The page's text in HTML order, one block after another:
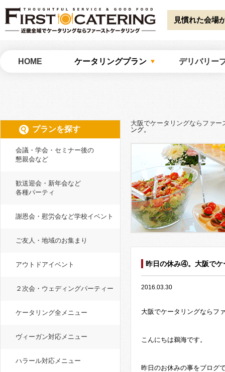
Warning : Undefined array key "HTTP_ACCEPT_LANGUAGE" in/home/
catering/common/meta.php on line51 見慣れた会場
HOME ケータリングプラン デリバリー
大阪でケータリングならファー
ング。
昨日の休み④。大阪でケ
2016.03.30
大阪でケータリングならフ
こんにちは鵜海です。
昨日のお休みの事をブログ
プランを探す
会議・学会・セミナー後の
懇親会など
歓送迎会・新年会など
各種パーティ
謝恩会・慰労会など学校イベント
ご友人・地域のお集まり
アウトドアイベント
２次会・ウェディングパーティー
ケータリング全メニュー
ヴィーガン対応メニュー
ハラール対応メニュー